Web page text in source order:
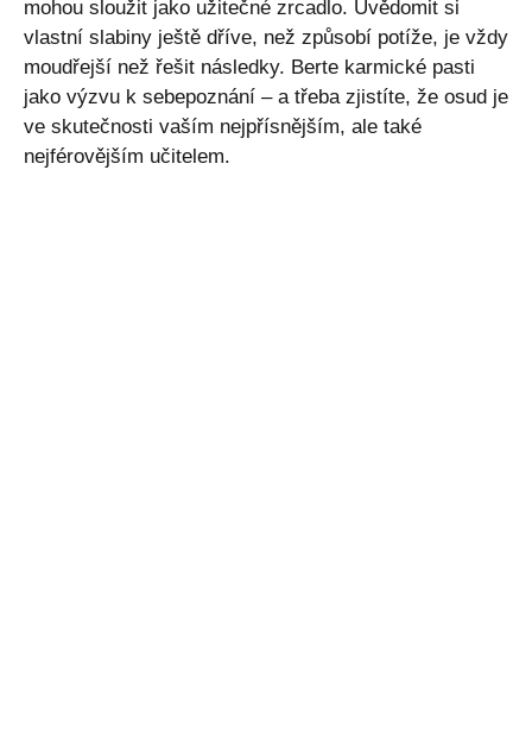
mohou sloužit jako užitečné zrcadlo. Uvědomit si
vlastní slabiny ještě dříve, než způsobí potíže, je vždy
moudřejší než řešit následky. Berte karmické pasti
jako výzvu k sebepoznání – a třeba zjistíte, že osud je
ve skutečnosti vaším nejpřísnějším, ale také
nejférovějším učitelem.